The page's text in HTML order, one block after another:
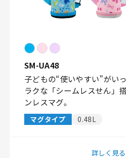
SM-UA48
子どもの“使いやすい”がい
ラクな「シームレスせん」
ンレスマグ。
マグタイプ 0.48L
詳しく見る